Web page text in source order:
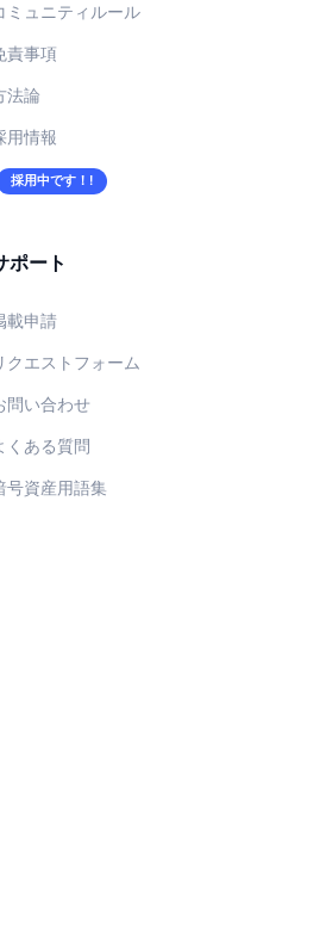
ミュニティルール
責事項
法論
用情報
採用中です！!
ポート
載申請
クエストフォーム
問い合わせ
くある質問
号資産用語集